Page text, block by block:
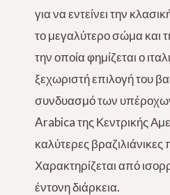
για να εντείνει την
το μεγαλύτερο σώμα και
την οποία φημίζεται ο
ξεχωριστή επιλογή του
συνδυασμό των
Arabica της Κεντρικής
καλύτερες βραζιλιάνικες
Χαρακτηρίζεται από
έντονη διάρκεια.